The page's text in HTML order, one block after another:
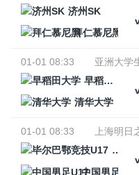
济州SK
拜仁慕尼黑
01-01 08:33
亚洲大学
早稻田大学
清华大学
01-01 08:33
上海明日
毕尔
中国男足U17